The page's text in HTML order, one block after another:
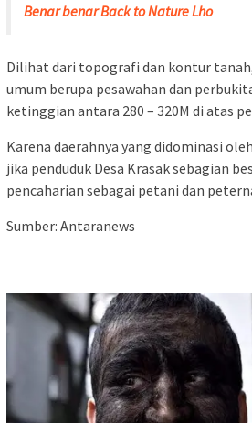
Benar benar Back to Nature Lho
Dilihat dari topografi dan kontur tanah,
umum berupa pesawahan dan
ketinggian antara 280 – 320M di atas
Karena daerahnya yang didominasi
jika penduduk Desa Krasak sebagian
pencaharian sebagai petani dan
Sumber: Antaranews